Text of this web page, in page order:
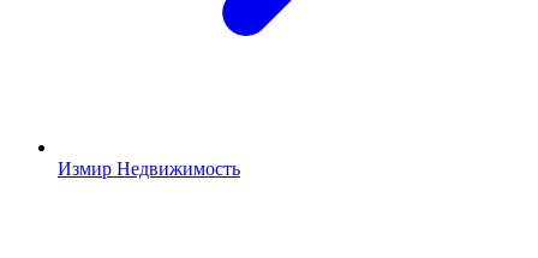
Измир Недвижимость